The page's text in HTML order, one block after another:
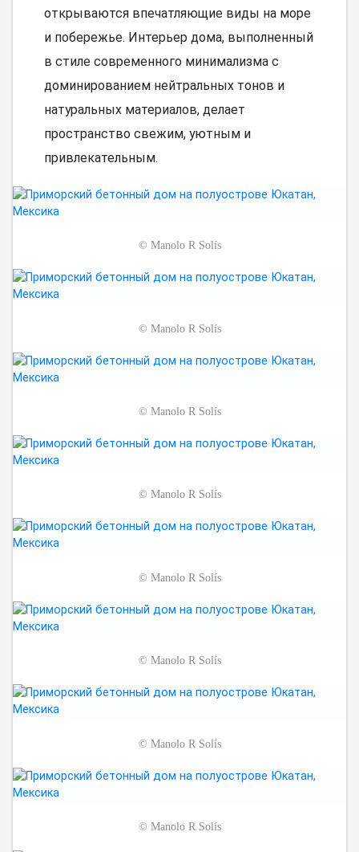
открываются впечатляющие виды на море
и побережье. Интерьер дома, выполненный
в стиле современного минимализма с
доминированием нейтральных тонов и
натуральных материалов, делает
пространство свежим, уютным и
привлекательным.
© Manolo R Solís
© Manolo R Solís
© Manolo R Solís
© Manolo R Solís
© Manolo R Solís
© Manolo R Solís
© Manolo R Solís
© Manolo R Solís